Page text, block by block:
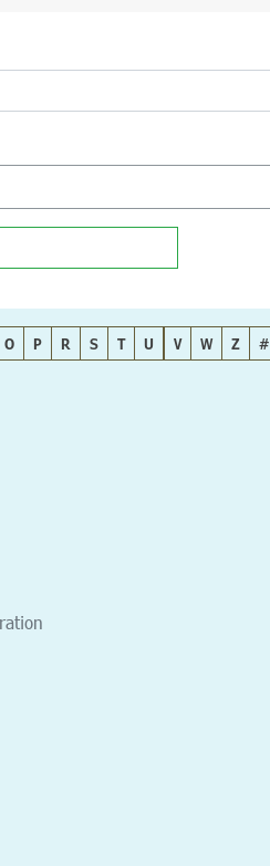
O P R S T U V W Z #